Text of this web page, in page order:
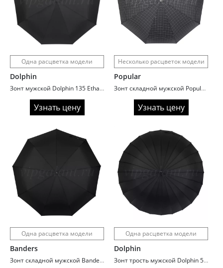
Одна расцветка модели
Dolphin
Зонт мужской Dolphin 135 Ethalon Big
Узнать цену
Несколько расцветок модели
Popular
Зонт складной мужской Popular 1243L увеличенный купол
Узнать цену
Одна расцветка модели
Banders
Зонт складной мужской Banders A103 ручка гольф
Одна расцветка модели
Dolphin
Зонт трость мужской Dolphin 528R ручка прямая